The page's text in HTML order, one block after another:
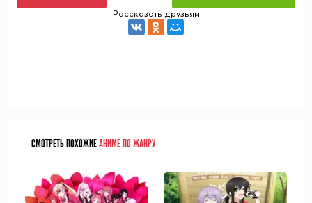
Рассказать друзьям
СМОТРЕТЬ ПОХОЖИЕАНИМЕ ПО ЖАНРУ